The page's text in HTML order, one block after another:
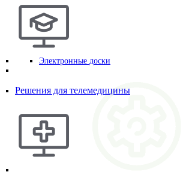
Электронные доски
Решения для телемедицины